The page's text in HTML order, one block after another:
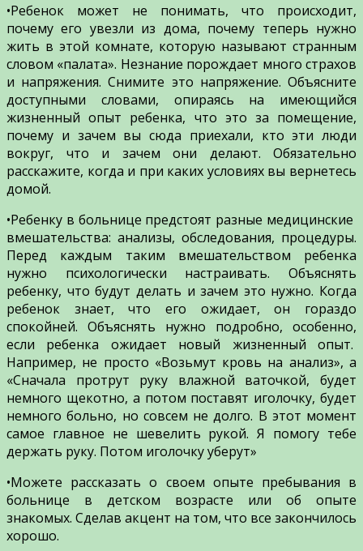
•Ребенок может не понимать, что происходит,
почему его увезли из дома, почему теперь нужно
жить в этой комнате, которую называют странным
словом «палата». Незнание порождает много страхов
и напряжения. Снимите это напряжение. Объясните
доступными словами, опираясь на имеющийся
жизненный опыт ребенка, что это за помещение,
почему и зачем вы сюда приехали, кто эти люди
вокруг, что и зачем они делают. Обязательно
расскажите, когда и при каких условиях вы вернетесь
домой.
•Ребенку в больнице предстоят разные медицинские
вмешательства: анализы, обследования, процедуры.
Перед каждым таким вмешательством ребенка
нужно психологически настраивать. Объяснять
ребенку, что будут делать и зачем это нужно. Когда
ребенок знает, что его ожидает, он гораздо
спокойней. Объяснять нужно подробно, особенно,
если ребенка ожидает новый жизненный опыт.
Например, не просто «Возьмут кровь на анализ», а
«Сначала протрут руку влажной ваточкой, будет
немного щекотно, а потом поставят иголочку, будет
немного больно, но совсем не долго. В этот момент
самое главное не шевелить рукой. Я помогу тебе
держать руку. Потом иголочку уберут»
•Можете рассказать о своем опыте пребывания в
больнице в детском возрасте или об опыте
знакомых. Сделав акцент на том, что все закончилось
хорошо.